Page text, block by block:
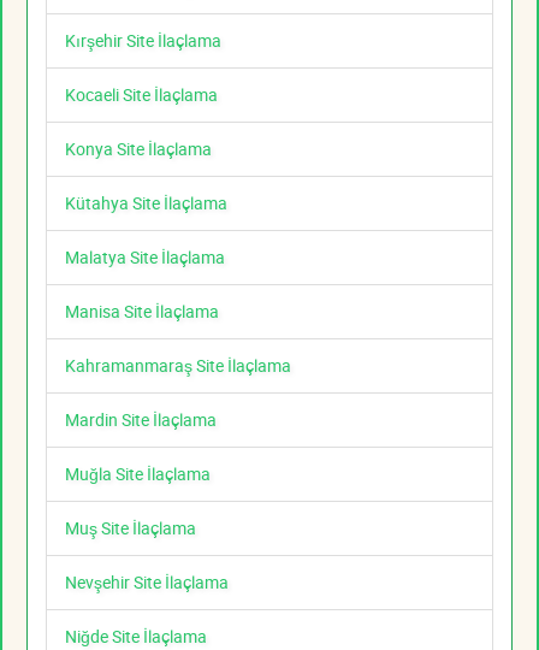
Kırşehir Site İlaçlama
Kocaeli Site İlaçlama
Konya Site İlaçlama
Kütahya Site İlaçlama
Malatya Site İlaçlama
Manisa Site İlaçlama
Kahramanmaraş Site İlaçlama
Mardin Site İlaçlama
Muğla Site İlaçlama
Muş Site İlaçlama
Nevşehir Site İlaçlama
Niğde Site İlaçlama